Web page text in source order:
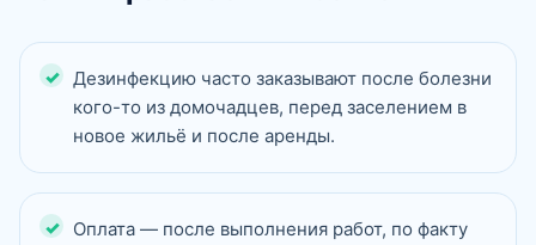
Дезинфекцию часто заказывают после болезни
кого-то из домочадцев, перед заселением в
новое жильё и после аренды.
Оплата — после выполнения работ, по факту